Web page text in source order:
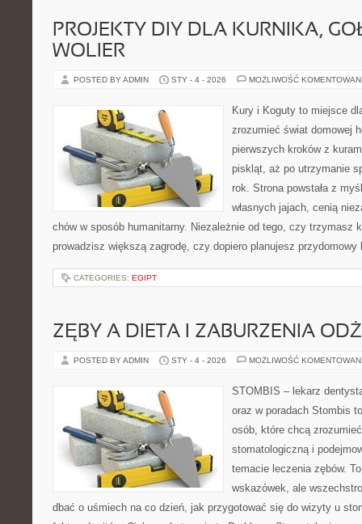
PROJEKTY DIY DLA KURNIKA,
WOLIER
POSTED BY ADMIN STY - 4 - 2026 MOŻLIWOŚĆ
Kury i Koguty to miejsce
zrozumieć świat domowej
pierwszych kroków z
piskląt, aż po utrzymanie
rok. Strona powstała z
własnych jajach, cenią
chów w sposób humanitarny. Niezależnie od tego, czy trzymasz
prowadzisz większą zagrodę, czy dopiero planujesz
CATEGORIES: EGIPT
ZĘBY A DIETA I ZABURZENIA
POSTED BY ADMIN STY - 4 - 2026 MOŻLIWOŚĆ
STOMBIS – lekarz
oraz w poradach Stombis
osób, które chcą
stomatologiczną i
temacie leczenia zębów.
wskazówek, ale
dbać o uśmiech na co dzień, jak przygotować się do wizyty u